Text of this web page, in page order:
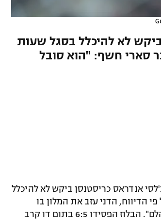
לא להיכלל בסגל שעות
סארי חשף: "הוא סובל
אנדראס כריסטנסן ביקש לא להיכלל
הדיווח, הדני עזב את המלון בו
התאכסנה הקבוצה בבוקר המשחק ו"השאיר את חבריו בהלם". הבלוז הפסידו 6:5 בתום דו קרב